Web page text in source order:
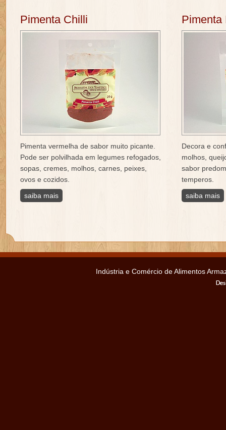
Pimenta Chilli
Pimenta vermelha de sabor muito picante.
Pode ser polvilhada em legumes refogados,
sopas, cremes, molhos, carnes, peixes,
ovos e cozidos.
saiba mais
Pimenta
Decora e
molhos,
sabor
temperos.
saiba mais
Indústria e Comércio de Alimentos